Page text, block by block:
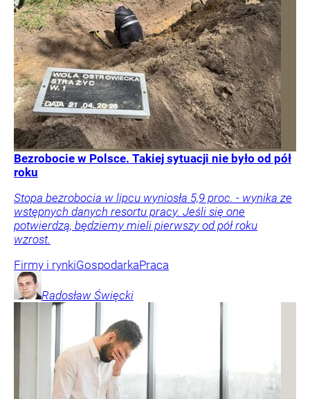
Bezrobocie w Polsce. Takiej sytuacji nie było od pół
roku
Stopa bezrobocia w lipcu wyniosła 5,9 proc. - wynika ze
wstępnych danych resortu pracy. Jeśli się one
potwierdzą, będziemy mieli pierwszy od pół roku
wzrost.
Firmy i rynkiGospodarkaPraca
Radosław Święcki